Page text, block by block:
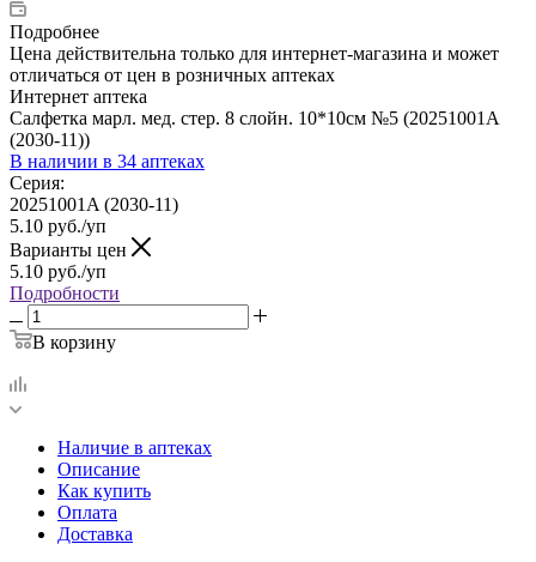
Подробнее
Цена действительна только для интернет-магазина и может
отличаться от цен в розничных аптеках
Интернет аптека
Салфетка марл. мед. стер. 8 слойн. 10*10см №5 (20251001A
(2030-11))
В наличии в 34 аптеках
Серия:
20251001A (2030-11)
5.10 руб./уп
Варианты цен
5.10 руб./уп
Подробности
В корзину
Наличие в аптеках
Описание
Как купить
Оплата
Доставка